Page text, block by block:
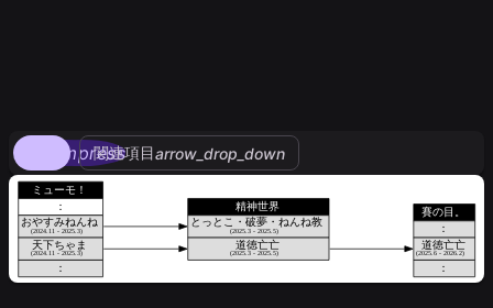
compress
関連項目arrow_drop_down